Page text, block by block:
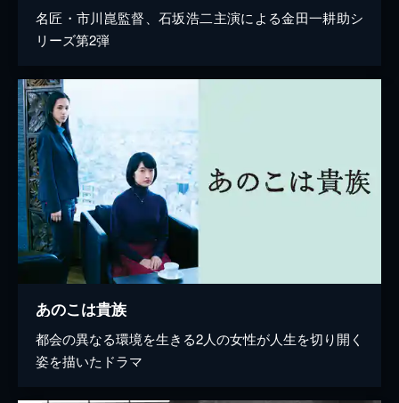
名匠・市川崑監督、石坂浩二主演による金田一耕助シ
リーズ第2弾
あのこは貴族
都会の異なる環境を生きる2人の女性が人生を切り開く
姿を描いたドラマ